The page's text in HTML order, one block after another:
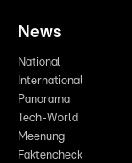
News
National
International
Panorama
Tech-World
Meenung
Faktencheck